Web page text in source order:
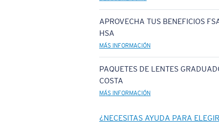
APROVECHA TUS BENEFICIOS
HSA
MÁS INFORMACIÓN
PAQUETES DE LENTES
COSTA
MÁS INFORMACIÓN
¿NECESITAS AYUDA PARA